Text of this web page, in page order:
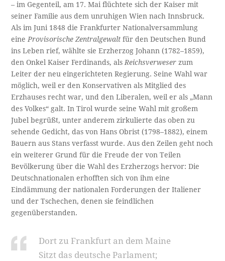
– im Gegenteil, am 17. Mai flüchtete sich der Kaiser mit
seiner Familie aus dem unruhigen Wien nach Innsbruck.
Als im Juni 1848 die Frankfurter Nationalversammlung
eineProvisorische Zentralgewaltfür den Deutschen Bund
ins Leben rief, wählte sie Erzherzog Johann (1782–1859),
den Onkel Kaiser Ferdinands, alsReichsverweserzum
Leiter der neu eingerichteten Regierung. Seine Wahl war
möglich, weil er den Konservativen als Mitglied des
Erzhauses recht war, und den Liberalen, weil er als „Mann
des Volkes“ galt. In Tirol wurde seine Wahl mit großem
Jubel begrüßt, unter anderem zirkulierte das oben zu
sehende Gedicht, das von Hans Obrist (1798–1882), einem
Bauern aus Stans verfasst wurde. Aus den Zeilen geht noch
ein weiterer Grund für die Freude der von Teilen
Bevölkerung über die Wahl des Erzherzogs hervor: Die
Deutschnationalen erhofften sich von ihm eine
Eindämmung der nationalen Forderungen der Italiener
und der Tschechen, denen sie feindlichen
gegenüberstanden.
Dort zu Frankfurt an dem Maine
Sitzt das deutsche Parlament;